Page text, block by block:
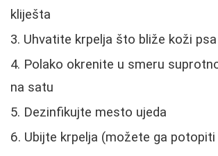
kliješta
Uhvatite krpelja što bliže koži psa
Polako okrenite u smeru
na satu
Dezinfikujte mesto ujeda
Ubijte krpelja (možete ga potopiti